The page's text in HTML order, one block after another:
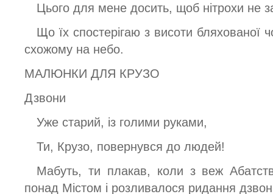
Цього для мене досить, щоб нітрохи не
Що їх спостерігаю з висоти бляхованої
схожому на небо.
МАЛЮНКИ ДЛЯ КРУЗО
Дзвони
Уже старий, із голими руками,
Ти, Крузо, повернувся до людей!
Мабуть, ти плакав, коли з веж
понад Містом і розливалося ридання